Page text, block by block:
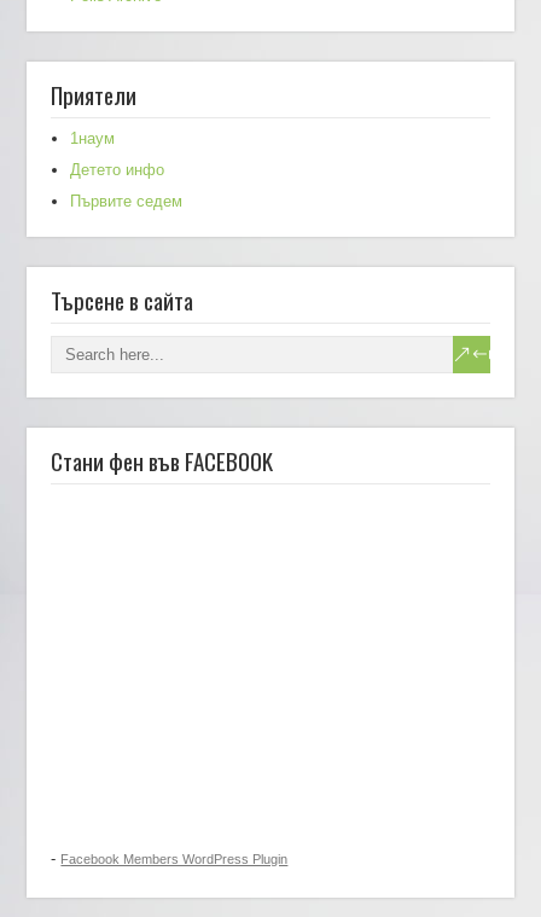
Приятели
1наум
Детето инфо
Първите седем
Търсене в сайта
Стани фен във FACEBOOK
- Facebook Members WordPress Plugin